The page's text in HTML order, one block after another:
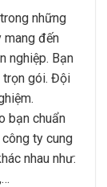
những
mang đến
nghiệp. Bạn
trọn gói. Đội
bạn chuẩn
công ty cung
nhau như: